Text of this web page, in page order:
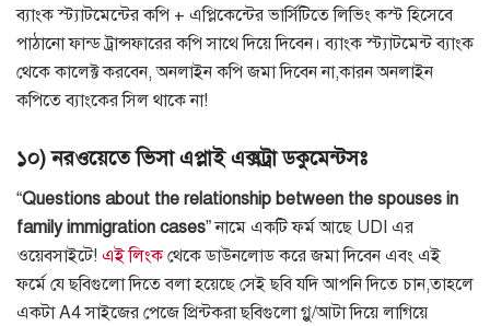
ব্যাংক স্ট্যাটমেন্টের কপি + এপ্লিকেন্টের ভার্সিটিতে লিভিং কস্ট হিসেবে
পাঠানো ফান্ড ট্রান্সফারের কপি সাথে দিয়ে দিবেন। ব্যাংক স্ট্যাটমেন্ট ব্যাংক
থেকে কালেক্ট করবেন,অনলাইন কপি জমা দিবেন না,কারন অনলাইন
কপিতে ব্যাংকের সিল থাকে না!
১০) নরওয়েতে ভিসা এপ্লাইএক্সট্রা ডকুমেন্টসঃ
“Questions about the relationship between the spouses in
family immigration cases”নামে একটি ফর্ম আছে UDI এর
ওয়েবসাইটে! এই লিংকথেকে ডাউনলোড করে জমা দিবেন এবং এই
ফর্মে যে ছবিগুলো দিতে বলা হয়েছে সেই ছবি যদি আপনি দিতে চান,তাহলে
একটাA4সাইজের পেজে প্রিন্টকরা ছবিগুলো গ্লু/আটা দিয়ে লাগিয়ে